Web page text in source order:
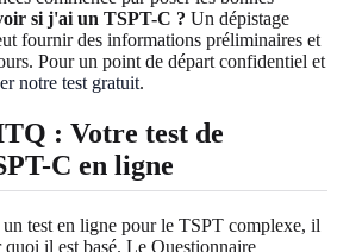
si j'ai un TSPT-C ? Un dépistage
fournir des informations préliminaires et
Pour un point de départ confidentiel et
notre test gratuit.
: Votre test de
C en ligne
test en ligne pour le TSPT complexe, il
quoi il est basé. Le Questionnaire